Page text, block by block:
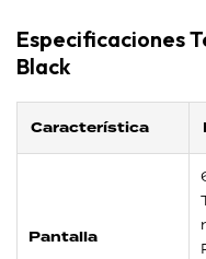
Especificaciones
Black
Característica
Pantalla